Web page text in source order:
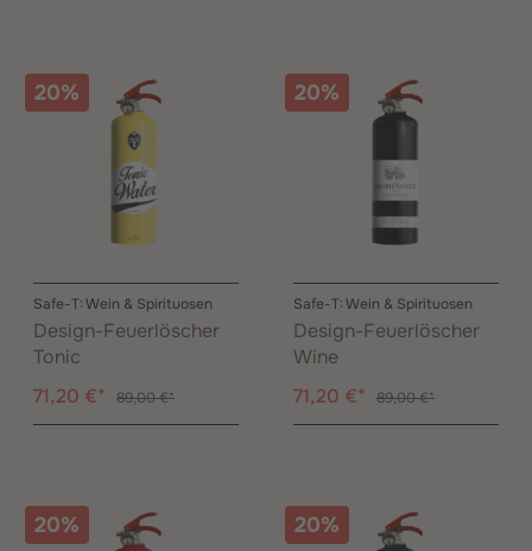
20%
Safe-T: Wein & Spirituosen
Design-Feuerlöscher
Tonic
71,20 €*
89,00 €*
20%
Safe-T: Wein & Spirituosen
Design-Feuerlöscher
Wine
71,20 €*
89,00 €*
20% 20%